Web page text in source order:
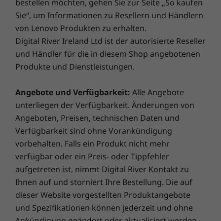
so schnell wie USB 3.0), nehmen Sie mehrere
nicht komprimierte Videostreams auf,
bearbeiten Sie sie in Echtzeit und reihen Sie
Geräte einfach aneinander, um Ihren Workflow
zu vereinfachen.
Farbkalibrator
Der X-Rite PANTONE®Farbkalibrator sorgt für
höhere Bildgenauigkeit, mehr Farbtreue und
eine deutlich natürlichere Darstellung. Jeder
Sensor wurde individuell für jedes Display im
Werk kalibriert.
ISV-Zertifizierung
Da Branchenprofis zuverlässige Leistung und
Lenovos hochmodernen Diagnoseprogrammen, decken
versteckte Schäden auf und beugen so bösen
Überraschungen vor!
Smart Performance
Computernutzung! Verleihen Sie Ihrem Computer
mehr Leistung für einen reibungslosen Betrieb und
rasend schnelle Ladezeiten. Profitieren Sie von einer
schnelleren und zuverlässigeren Internetverbindung
und verbesserter Konnektivität. Schützen Sie Ihre IT-
Investitionen, indem Sie Adware, Malware und andere
Bedrohungen effizient abwehren. Entfesseln Sie das
Potenzial für eine spannende virtuelle Reise!
bestellen möchten, gehen Sie zur Seite „So kaufen
Sie“, um Informationen zu Resellern und Händlern
von Lenovo Produkten zu erhalten.
Digital River Ireland Ltd ist der autorisierte Reseller
und Händler für die in diesem Shop angebotenen
Produkte und Dienstleistungen.
Angebote und Verfügbarkeit: Alle Angebote
unterliegen der Verfügbarkeit. Änderungen von
Angeboten, Preisen, technischen Daten und
Verfügbarkeit sind ohne Vorankündigung
vorbehalten. Falls ein Produkt nicht mehr
verfügbar oder ein Preis- oder Tippfehler
aufgetreten ist, nimmt Digital River Kontakt zu
Ihnen auf und storniert Ihre Bestellung. Die auf
dieser Website vorgestellten Produktangebote
und Spezifikationen können jederzeit und ohne